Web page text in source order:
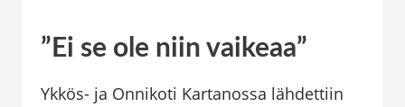
”Ei se ole niin vaikeaa”
Ykkös- ja Onnikoti Kartanossa lähdettiin
”Ei
ole